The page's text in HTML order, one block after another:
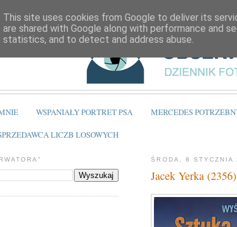
WSPANIAŁY PORTRET PSA MERCEDES
LICZB LOSOWYCH
ŚRODA, 8 STYCZNIA
Jacek Yerka (2356)
This site uses cookies from Google to deliver its
are shared with Google along with performance and
statistics, and to detect and address abuse.